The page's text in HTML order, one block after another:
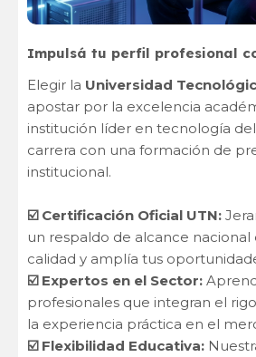
Impulsá tu perfil profesional
Elegir la Universidad
apostar por la excelencia
institución líder en tecnología
carrera con una formación de
institucional.
​☑️​​ Certificación Oficial UTN:
un respaldo de alcance nacional
calidad y amplía tus
​☑️​ Expertos en el Sector:
profesionales que integran el
la experiencia práctica en el
☑️​ Flexibilidad Educativa: